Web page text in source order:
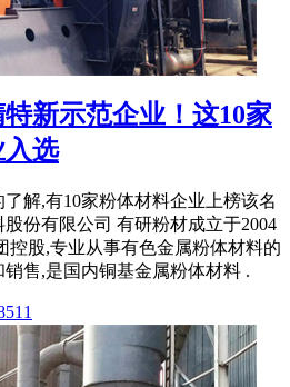
新示范企业！这10家
选
解,有10家粉体材料企业上榜该名
份有限公司 有研粉材成立于2004
控股,专业从事有色金属粉体材料的
售,是国内铜基金属粉体材料 .